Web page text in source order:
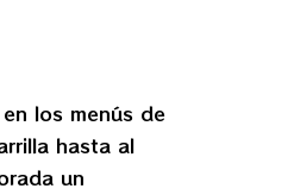
los menús de
hasta al
un